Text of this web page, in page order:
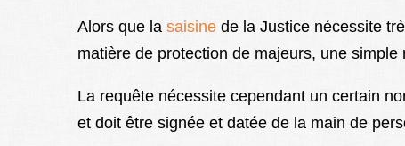
Alors que la saisine de la Justice nécessite
matière de protection de majeurs, une simple
La requête nécessite cependant un certain
et doit être signée et datée de la main de